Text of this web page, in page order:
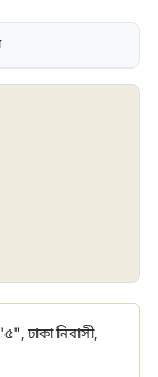
ঢাকা নিবাসী,